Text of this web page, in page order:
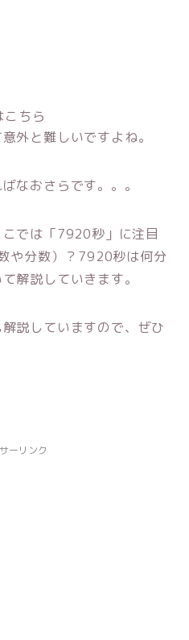
ちら
外と難しいですよね。
なおさらです。。。
では「7920秒」に注目
や分数）？7920秒は何分
解説していきます。
説していますので、ぜひ
ーリンク